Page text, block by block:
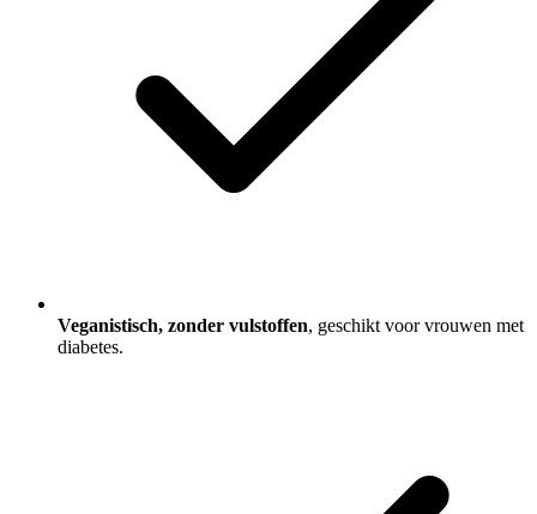
Veganistisch, zonder vulstoffen, geschikt voor vrouwen met
diabetes.